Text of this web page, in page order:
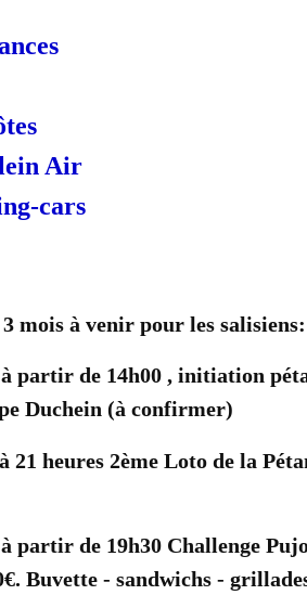
Air
cars
mois à venir pour les salisiens:
partir de 14h00 , initiation
Duchein (à confirmer)
21 heures 2ème Loto de la
partir de 19h30 Challenge
Buvette - sandwichs -